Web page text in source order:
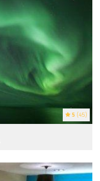
5 (45)